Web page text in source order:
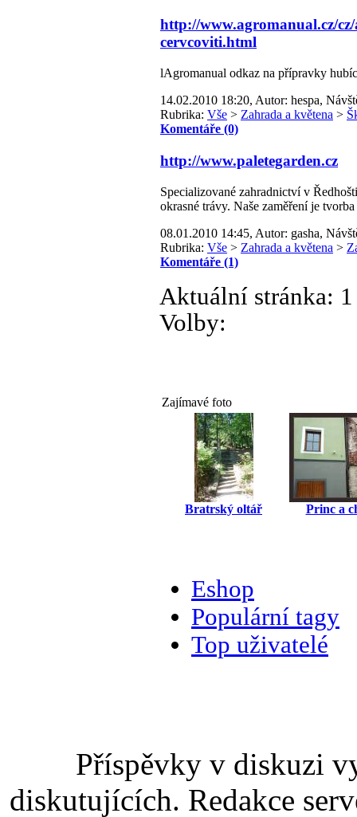
http://www.agromanual.cz/
cervcoviti.html
lAgromanual odkaz na přípravky
14.02.2010 18:20, Autor: hespa,
Rubrika: Vše > Zahrada a květena >
Komentáře (0)
http://www.paletegarden.cz
Specializované zahradnictví v
okrasné trávy. Naše zaměření je
08.01.2010 14:45, Autor: gasha,
Rubrika: Vše > Zahrada a květena >
Komentáře (1)
Aktuální stránka:
Volby:
Zajímavé foto
Bratrský oltář Princ a
Eshop
Populární tagy
Top uživatelé
Příspěvky v diskuzi
diskutujících. Redakce